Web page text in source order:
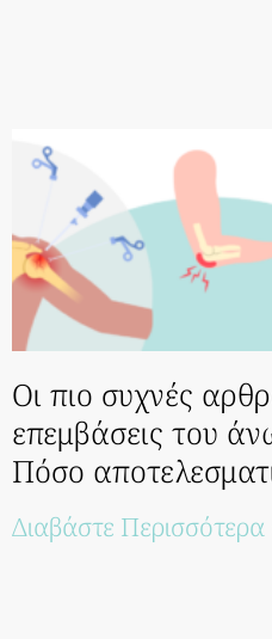
Οι πιο συχνές
επεμβάσεις του
Πόσο
Διαβάστε Περισσότερα